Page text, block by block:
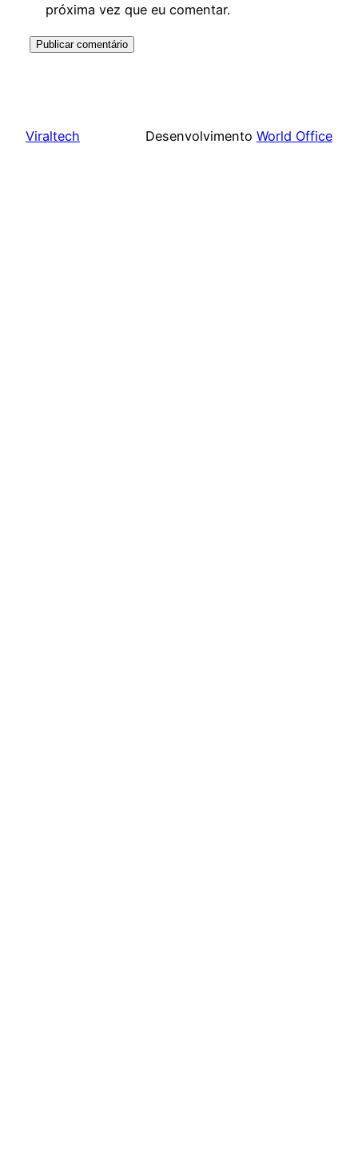
próxima vez que eu comentar.
Viraltech Desenvolvimento World Office